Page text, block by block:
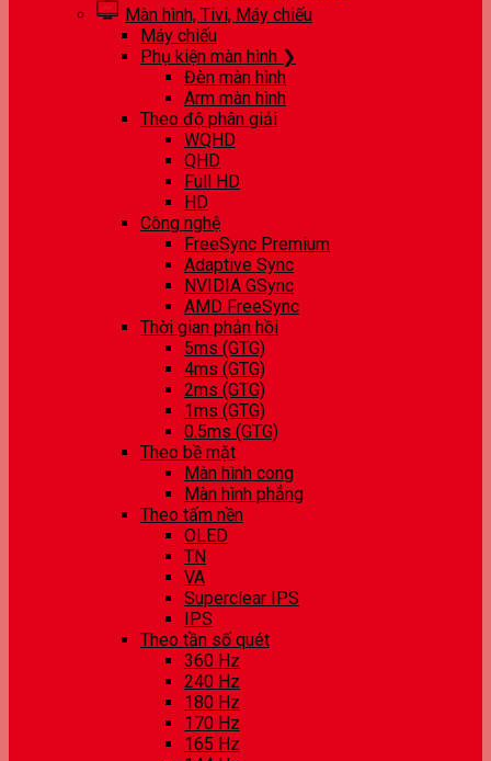
Màn hình, Tivi, Máy chiếu
Máy chiếu
Phụ kiện màn hình ❯
Đèn màn hình
Arm màn hình
Theo độ phân giải
WQHD
QHD
Full HD
HD
Công nghệ
FreeSync Premium
Adaptive Sync
NVIDIA GSync
AMD FreeSync
Thời gian phản hồi
5ms (GTG)
4ms (GTG)
2ms (GTG)
1ms (GTG)
0.5ms (GTG)
Theo bề mặt
Màn hình cong
Màn hình phẳng
Theo tấm nền
OLED
TN
VA
Superclear IPS
IPS
Theo tần số quét
360 Hz
240 Hz
180 Hz
170 Hz
165 Hz